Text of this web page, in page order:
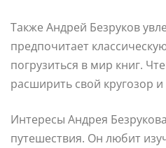
Также Андрей Безруков
предпочитает
погрузиться в мир книг.
расширить свой кругозор
Интересы Андрея
путешествия. Он любит